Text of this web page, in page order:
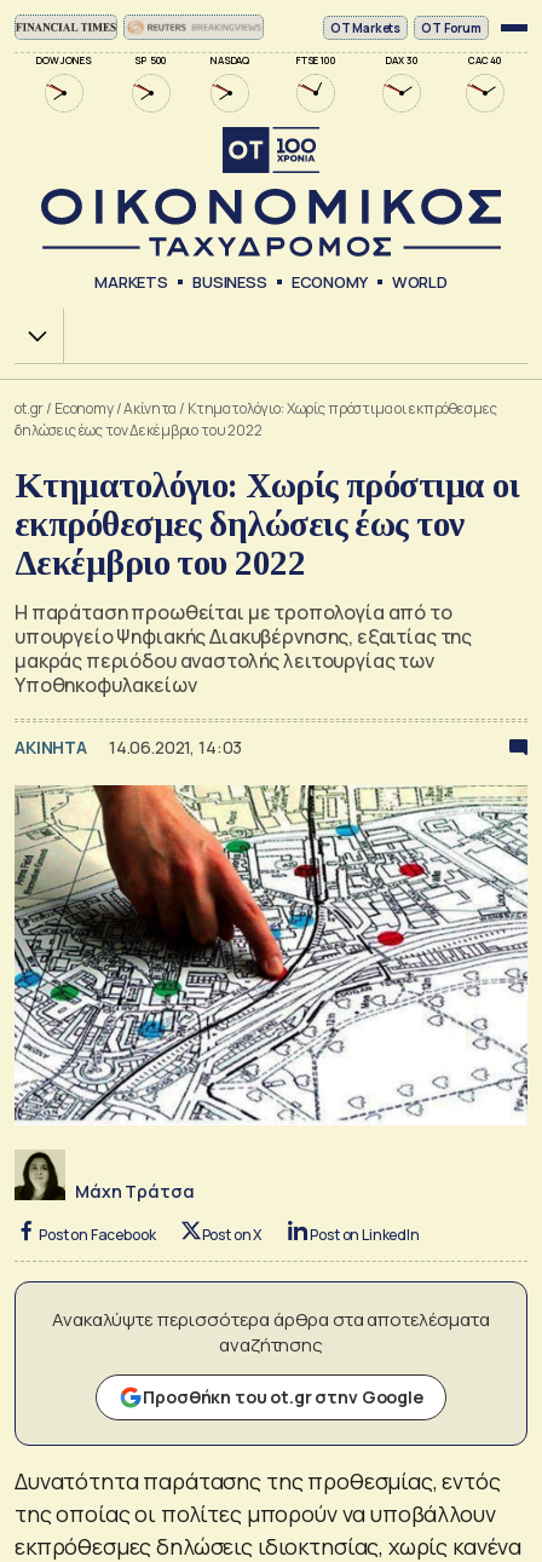
DOW JONES SP 500 NASDAQ FTSE 100 DAX 30 CAC 40
ΟΤ Markets OT Forum
MARKETS BUSINESS ECONOMY WORLD
Χ.Α.
ot.gr/ Economy/Ακίνητα / Κτηματολόγιο: Χωρίς πρόστιμα οι εκπρόθεσμες
δηλώσεις έως τον Δεκέμβριο του 2022
Κτηματολόγιο: Χωρίς πρόστιμα οι
εκπρόθεσμες δηλώσεις έως τον
Δεκέμβριο του 2022
Η παράταση προωθείται με τροπολογία από το
υπουργείο Ψηφιακής Διακυβέρνησης, εξαιτίας της
μακράς περιόδου αναστολής λειτουργίας των
Υποθηκοφυλακείων
ΑΚΙΝΗΤΑ 14.06.2021, 14:03
Μάχη Τράτσα
Post on Facebook Post on X Post on LinkedIn
Ανακαλύψτε περισσότερα άρθρα στα αποτελέσματα
αναζήτησης
Προσθήκη του ot.gr στην Google
Δυνατότητα παράτασης της προθεσμίας, εντός
της οποίας οι πολίτες μπορούν να υποβάλλουν
εκπρόθεσμες δηλώσεις ιδιοκτησίας, χωρίς κανένα